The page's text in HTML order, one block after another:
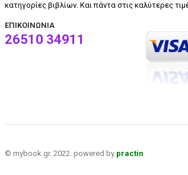
κατηγορίες βιβλίων. Και πάντα στις καλύτερες
ΕΠΙΚΟΙΝΩΝΊΑ
26510 34911
© mybook.gr. 2022. powered by practin